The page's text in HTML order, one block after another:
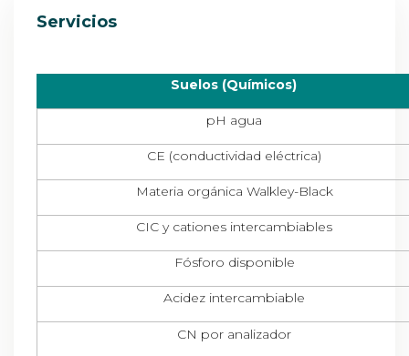
Servicios
Suelos (Químicos)
pH agua
CE (conductividad eléctrica)
Materia orgánica Walkley-Black
CIC y cationes intercambiables
Fósforo disponible
Acidez intercambiable
CN por analizador